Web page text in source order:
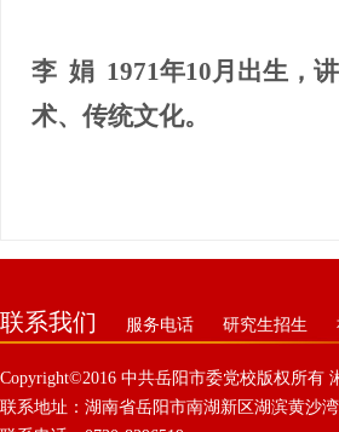
李 娟 1971年10月出生，
术、传统文化。